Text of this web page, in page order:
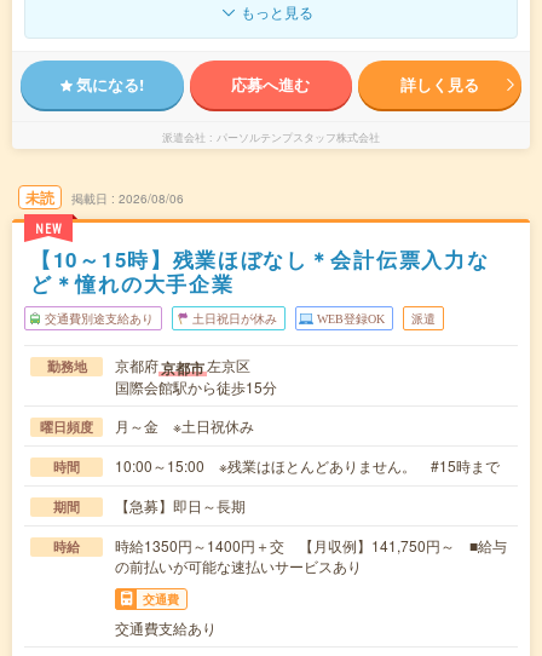
もっと見る
気になる! 応募へ進む 詳しく見る
派遣会社 パーソルテンプスタッフ株式会社
未読
NEW
掲載日 2026/08/06
【10～15時】残業ほぼなし＊会計伝票入力な
ど＊憧れの大手企業
交通費別途支給あり 土日祝日が休み WEB登録OK 派遣
勤務地 京都府京都市左京区
国際会館駅から徒歩15分
曜日頻度 月～金 ※土日祝休み
時間 10:00～15:00 ※残業はほとんどありません。 #15時まで
期間 【急募】即日～長期
時給
時給1350円～1400円＋交 【月収例】141,750円～ ■給与
の前払いが可能な速払いサービスあり
交通費
交通費支給あり